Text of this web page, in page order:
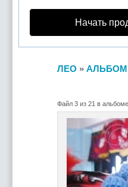
Начать
ЛЕО »
Файл 3 из 21 в